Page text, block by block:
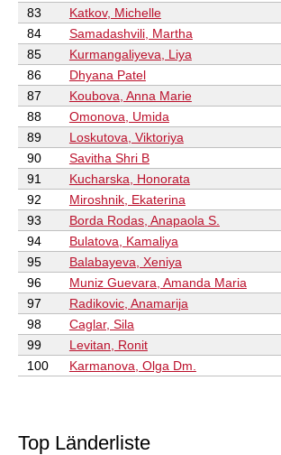
83
Katkov, Michelle
84
Samadashvili, Martha
85
Kurmangaliyeva, Liya
86
Dhyana Patel
87
Koubova, Anna Marie
88
Omonova, Umida
89
Loskutova, Viktoriya
90
Savitha Shri B
91
Kucharska, Honorata
92
Miroshnik, Ekaterina
93
Borda Rodas, Anapaola S.
94
Bulatova, Kamaliya
95
Balabayeva, Xeniya
96
Muniz Guevara, Amanda Maria
97
Radikovic, Anamarija
98
Caglar, Sila
99
Levitan, Ronit
100
Karmanova, Olga Dm.
Top Länderliste